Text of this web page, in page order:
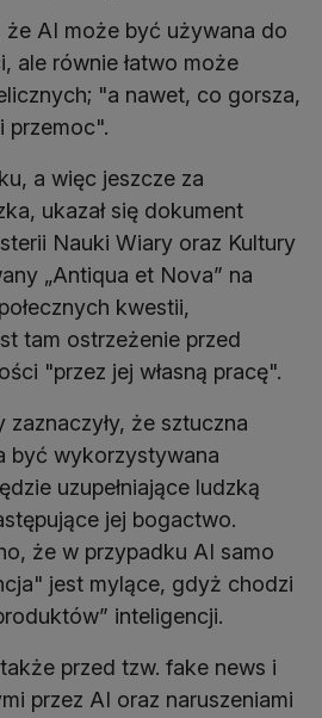
że AI może być używana do
ale równie łatwo może
"a nawet, co gorsza,
przemoc".
a więc jeszcze za
ukazał się dokument
Nauki Wiary oraz Kultury
„Antiqua et Nova” na
kwestii,
tam ostrzeżenie przed
"przez jej własną pracę".
że sztuczna
być wykorzystywana
uzupełniające ludzką
jej bogactwo.
że w przypadku AI samo
jest mylące, gdyż chodzi
inteligencji.
przed tzw. fake news i
przez AI oraz naruszeniami